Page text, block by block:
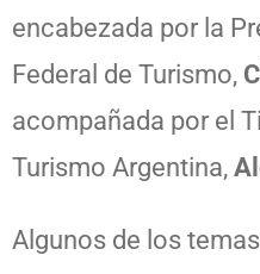
encabezada por la
Federal de Turismo,
acompañada por el
Turismo Argentina,
Algunos de los